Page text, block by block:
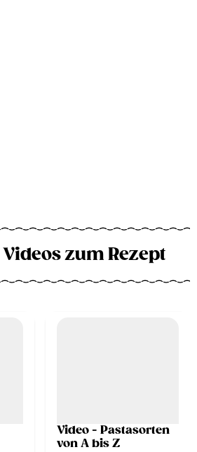
zum Rezept
Video - Pastasorten
von A bis Z